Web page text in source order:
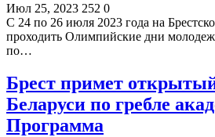
Июл 25, 2023 252 0
C 24 по 26 июля 2023 года на
проходить Олимпийские дни
по…
Брест примет
Беларуси по гребле
Программа